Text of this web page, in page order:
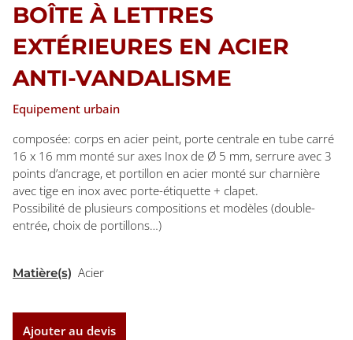
BOÎTE À LETTRES
EXTÉRIEURES EN ACIER
ANTI-VANDALISME
Equipement urbain
composée: corps en acier peint, porte centrale en tube carré
16 x 16 mm monté sur axes Inox de Ø 5 mm, serrure avec 3
points d’ancrage, et portillon en acier monté sur charnière
avec tige en inox avec porte-étiquette + clapet.
Possibilité de plusieurs compositions et modèles (double-
entrée, choix de portillons…)
Matière(s) Acier
Ajouter au devis